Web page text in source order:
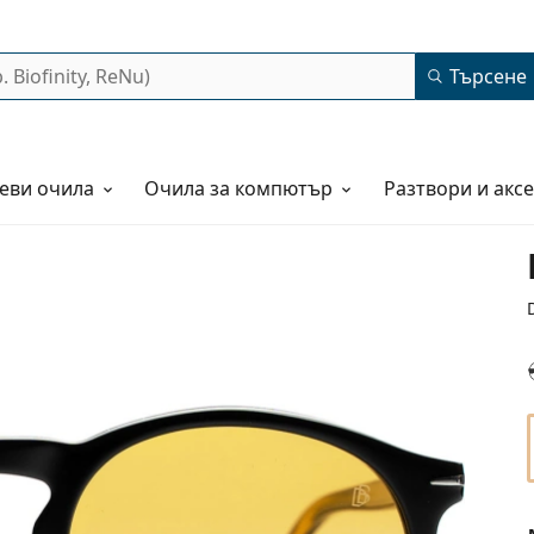
Търсене
очила Очила за компютър Разтвори и